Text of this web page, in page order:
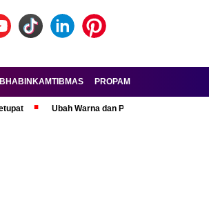
BHABINKAMTIBMAS PROPAM
Ubah Warna dan Pasang Pelat Palsu, Pelaku